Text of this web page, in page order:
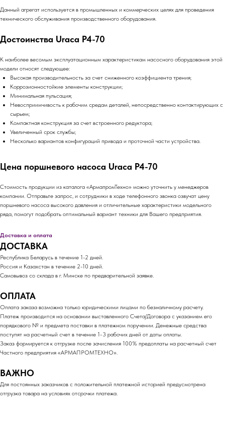
Данный агрегат используется в промышленных и коммерческих целях для проведения
технического обслуживания производственного оборудования.
Достоинства Uraca P4-70
К наиболее весомым эксплуатационным характеристикам насосного оборудования этой
модели относят следующее:
Высокая производительность за счет сниженного коэффициента трения;
Коррозионностойкие элементы конструкции;
Минимальная пульсация;
Невосприимчивость к рабочим средам деталей, непосредственно контактирующих с
сырьем;
Компактная конструкция за счет встроенного редуктора;
Увеличенный срок службы;
Несколько вариантов конфигураций привода и проточной части устройства.
Цена поршневого насоса Uraca P4-70
Стоимость продукции из каталога «АрмапромТехно» можно уточнить у менеджеров
компании. Отправьте запрос, и сотрудники в ходе телефонного звонка озвучат цену
поршневого насоса высокого давления и отличительные характеристики модельного
ряда, помогут подобрать оптимальный вариант техники для Вашего предприятия.
Доставка и оплата
ДОСТАВКА
Республика Беларусь в течение 1-2 дней.
Россия и Казахстан в течение 2-10 дней.
Самовывоз со склада в г. Минске по предварительной заявке.
ОПЛАТА
Оплата заказа возможна только юридическими лицами по безналичному расчету.
Платеж производится на основании выставленного Счета/Договора с указанием его
порядкового № и предмета поставки в платежном поручении. Денежные средства
поступят на расчетный счет в течение 1-3 рабочих дней от даты оплаты.
Заказ формируется к отгрузке после зачисления 100% предоплаты на расчетный счет
Частного предприятия «АРМАПРОМТЕХНО».
ВАЖНО
Для постоянных заказчиков с положительной платежной историей предусмотрена
отгрузка товара на условиях отсрочки платежа.